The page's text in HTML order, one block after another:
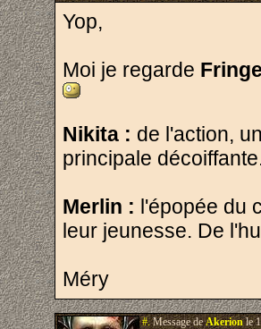
Yop,
Moi je regarde
Nikita : de l'action,
principale
Merlin : l'épopée du
leur jeunesse. De
Méry
#.Message deAkerionle